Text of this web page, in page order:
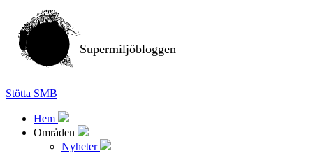
Supermiljöbloggen
Stötta SMB
Hem
Områden
Nyheter